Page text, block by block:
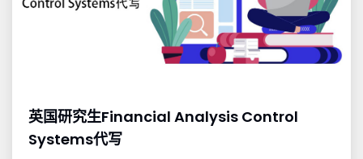
英国研究生Financial Analysis Control
Systems代写